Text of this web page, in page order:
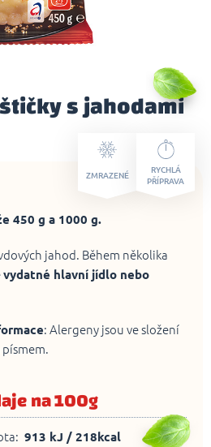
s jahodami
450 g a 1000 g.
jahod. Během několika
vydatné hlavní jídlo nebo
: Alergeny jsou ve složení
na 100g
913 kJ / 218kcal
ZMRAZENÉ
RYCHLÁ
PŘÍPRAVA